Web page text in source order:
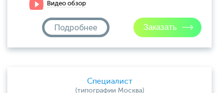
Видео обзор
Подробнее
Специалист
(типографии Москва)